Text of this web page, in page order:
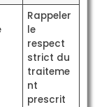
Rappeler
le
respect
strict du
traiteme
nt
prescrit